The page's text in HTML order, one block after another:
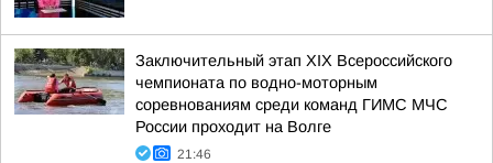
Заключительный этап XIХ Всероссийского
чемпионата по водно-моторным
соревнованиям среди команд ГИМС МЧС
России проходит на Волге
21:46